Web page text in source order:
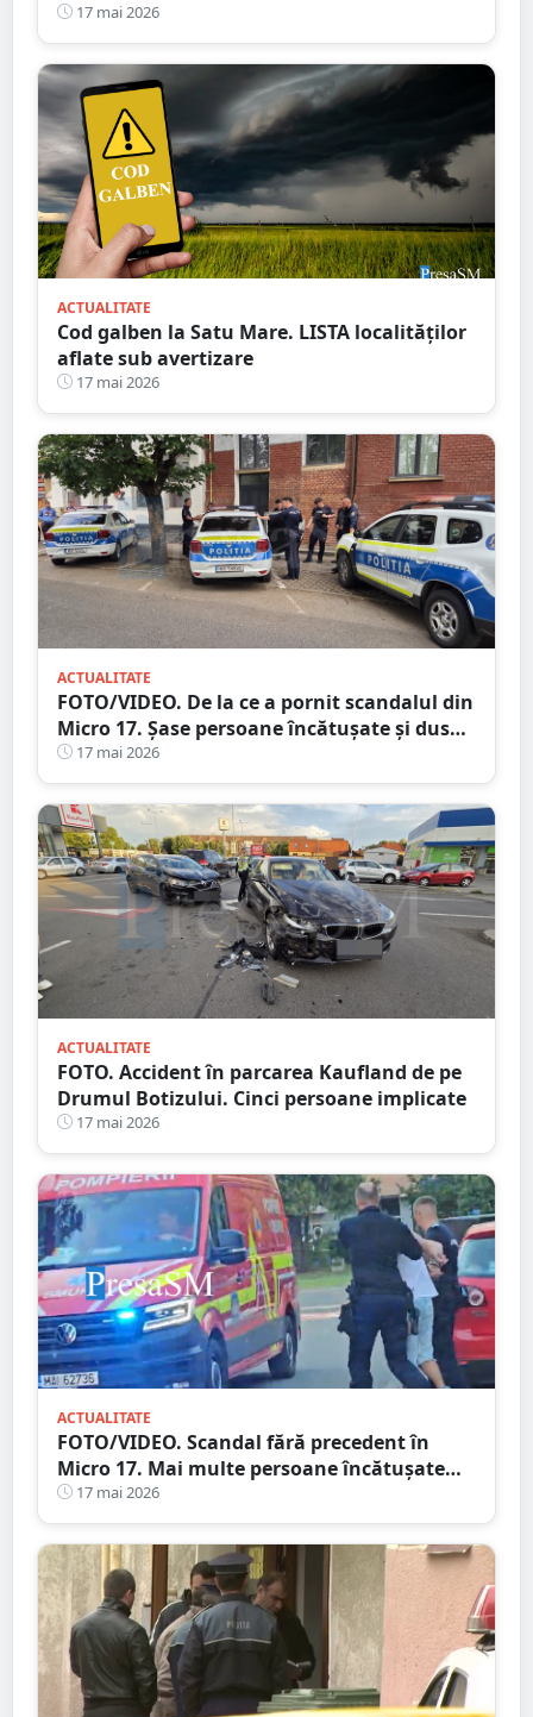
stâlp
17 mai 2026
ACTUALITATE
Cod galben la Satu Mare. LISTA localităților
aflate sub avertizare
17 mai 2026
ACTUALITATE
FOTO/VIDEO. De la ce a pornit scandalul din
Micro 17. Șase persoane încătușate și duse
la secție
17 mai 2026
ACTUALITATE
FOTO. Accident în parcarea Kaufland de pe
Drumul Botizului. Cinci persoane implicate
17 mai 2026
ACTUALITATE
FOTO/VIDEO. Scandal fără precedent în
Micro 17. Mai multe persoane încătușate
după o bătaie izbucnită pe stradă
17 mai 2026